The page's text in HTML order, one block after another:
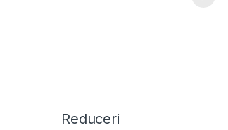
Reduceri